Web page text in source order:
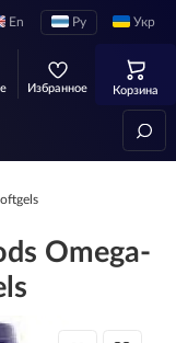
Укр
Ру
En
Избранное Корзина
Omega-